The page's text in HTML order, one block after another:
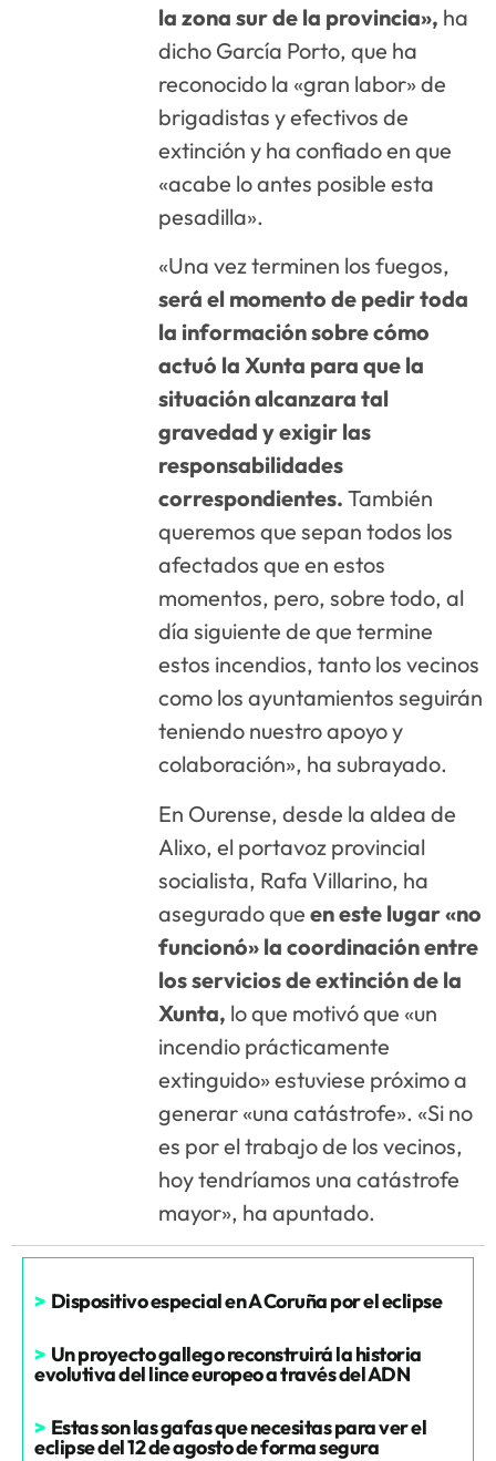
la zona sur de la provincia», ha
dicho García Porto, que ha
reconocido la «gran labor» de
brigadistas y efectivos de
extinción y ha confiado en que
«acabe lo antes posible esta
pesadilla».
«Una vez terminen los fuegos,
será el momento de pedir toda
la información sobre cómo
actuó la Xunta para que la
situación alcanzara tal
gravedad y exigir las
responsabilidades
correspondientes. También
queremos que sepan todos los
afectados que en estos
momentos, pero, sobre todo, al
día siguiente de que termine
estos incendios, tanto los vecinos
como los ayuntamientos seguirán
teniendo nuestro apoyo y
colaboración», ha subrayado.
En Ourense, desde la aldea de
Alixo, el portavoz provincial
socialista, Rafa Villarino, ha
asegurado queen este lugar «no
funcionó» la coordinación entre
los servicios de extinción de la
Xunta, lo que motivó que «un
incendio prácticamente
extinguido» estuviese próximo a
generar «una catástrofe». «Si no
es por el trabajo de los vecinos,
hoy tendríamos una catástrofe
mayor», ha apuntado.
> Dispositivo especial en A Coruña por el eclipse
> Un proyecto gallego reconstruirá la historia
evolutiva del lince europeo a través del ADN
> Estas son las gafas que necesitas para ver el
eclipse del 12 de agosto de forma segura